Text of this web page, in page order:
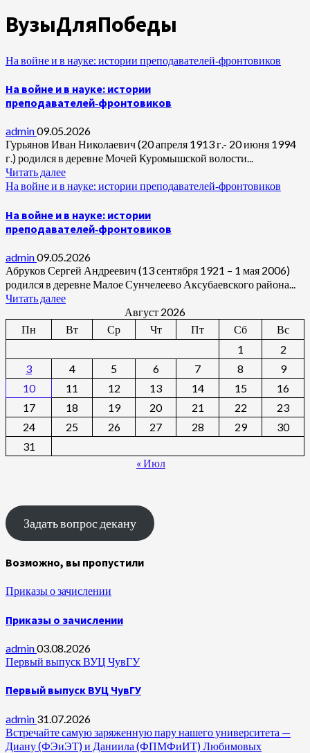
ВузыДляПобеды
На войне и в науке: истории преподавателей‑фронтовиков
На войне и в науке: истории
преподавателей‑фронтовиков
admin09.05.2026
Гурьянов Иван Николаевич (20 апреля 1913 г.- 20 июня 1994
г.) родился в деревне Мочей Куромышской волости...
Читать далее
На войне и в науке: истории преподавателей‑фронтовиков
На войне и в науке: истории
преподавателей‑фронтовиков
admin09.05.2026
Абруков Сергей Андреевич (13 сентября 1921 – 1 мая 2006)
родился в деревне Малое Сунчелеево Аксубаевского района...
Читать далее
Август 2026
Пн
Вт Ср Чт Пт Сб
Вс
1
2
3
4 5 6 7 8
9
10
11 12 13 14 15
16
17
18 19 20 21 22
23
24
25 26 27 28 29
30
31
« Июл
Задать вопрос декану
Возможно, вы пропустили
Приказы о зачислении
Приказы о зачислении
admin03.08.2026
Первый выпуск ВУЦ ЧувГУ
Первый выпуск ВУЦ ЧувГУ
admin 31.07.2026
Встречайте самую заряженную пару нашего университета —
Диану (ФЭиЭТ) и Даниила (ФПМФиИТ) Любимовых